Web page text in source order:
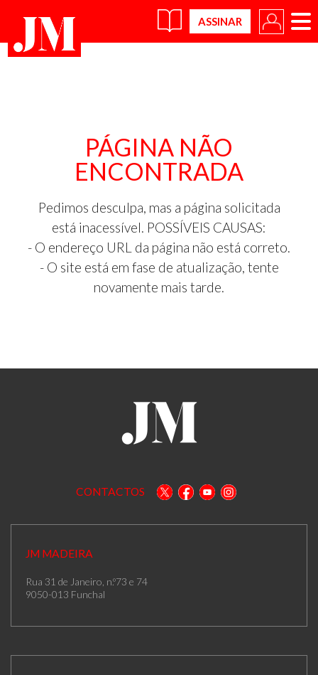
×
PÁGINA NÃO
ENCONTRADA
Pedimos desculpa, mas a página solicitada
está inacessível. POSSÍVEIS CAUSAS:
- O endereço URL da página não está correto.
- O site está em fase de atualização, tente
novamente mais tarde.
CONTACTOS
JM MADEIRA
Rua 31 de Janeiro, n.º73 e 74
9050-013 Funchal